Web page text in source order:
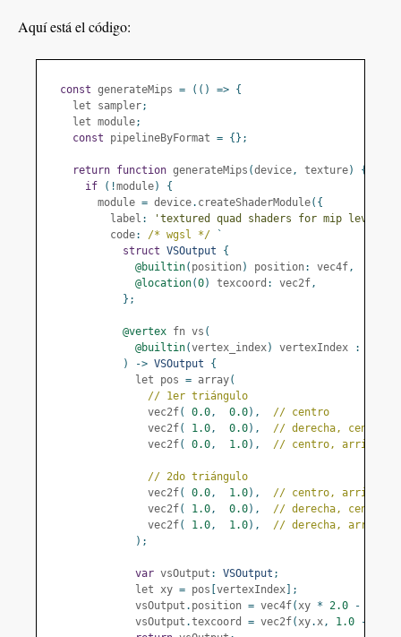
Aquí está el código:
const generateMips = (() => {
    let sampler
;
    let module
;
const pipelineByFormat = {};
return function generateMips (device, texture)
{
if
(!module)
{
        module
= device. createShaderModule({
          label
:
'textured quad shaders for mip level
          code
: /* wgsl */
`
struct VSOutput
{
@builtin( position) position: vec4f,
@location(0) texcoord : vec2f,
};
@vertex fn vs (
@builtin(vertex_index) vertexIndex :
)
-> VSOutput
{
              let pos
= array(
// 1er triángulo
                vec2f
( 0.0, 0.0),
// centro
                vec2f
( 1.0, 0.0),
// derecha, centro
                vec2f
( 0.0, 1.0), // centro, arriba
// 2do triángulo
                vec2f
( 0.0, 1.0),
// centro, arriba
                vec2f
( 1.0, 0.0),
// derecha, centro
                vec2f
( 1.0, 1.0),
// derecha, arriba
);
var vsOutput : VSOutput ;
              let xy
= pos vertexIndex ];
              vsOutput
. position = vec4f(xy * 2.0 -
              vsOutput
.texcoord = vec2f(xy.x, 1.0 -